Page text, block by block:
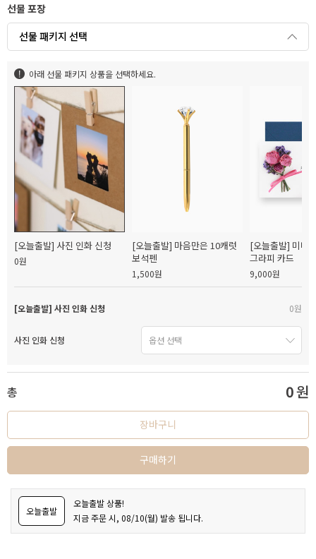
선물 포장
선물 패키지 선택
아래 선물 패키지 상품을 선택하세요.
[오늘출발] 사진 인화 신청
0원
[오늘출발] 마음만은 10캐럿
보석펜
1,500원
[오늘출발] 미니
그라피 카드
9,000원
[오늘출발] 사진 인화 신청 0원
사진 인화 신청
총 0원
장바구니
구매하기
오늘출발
오늘출발 상품!
지금 주문 시, 08/10(월) 발송 됩니다.